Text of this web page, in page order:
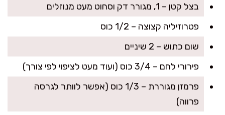
בצל קטן – 1, מגורר דק וסחוט מעט מנוזלים
פטרוזיליה קצוצה – 1/2 כוס
שום כתוש – 2 שיניים
פירורי לחם – 3/4 כוס (ועוד מעט לציפוי לפי צורך)
פרמזן מגוררת – 1/3 כוס (אפשר לוותר לגרסה
פרווה)